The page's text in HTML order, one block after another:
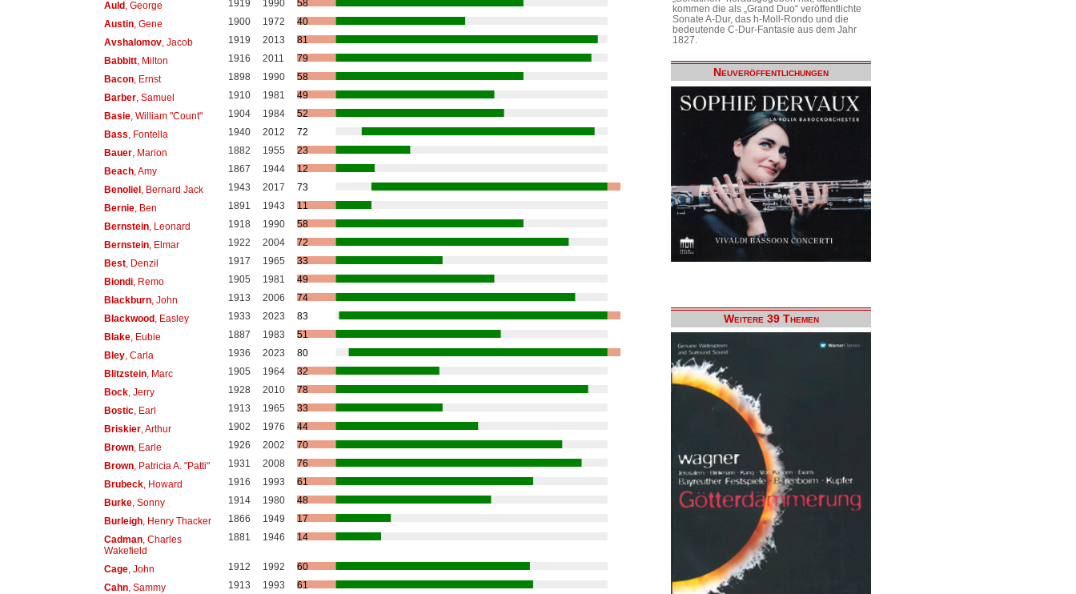
Auld, George 1919 1990
58
Austin, Gene 1900 1972
40
Avshalomov, Jacob 1919 2013
81
Babbitt, Milton 1916 2011
79
Bacon, Ernst 1898 1990
58
Barber, Samuel 1910 1981
49
Basie, William "Count" 1904 1984
52
Bass , Fontella 1940 2012
72
Bauer, Marion 1882 1955
23
Beach, Amy 1867 1944
12
Benoliel, Bernard Jack 1943 2017
73
Bernie, Ben 1891 1943
11
Bernstein, Leonard 1918 1990
58
Bernstein, Elmar 1922 2004
72
Best, Denzil 1917 1965
33
Biondi, Remo 1905 1981
49
Blackburn, John 1913 2006
74
Blackwood, Easley 1933 2023
83
Blake, Eubie 1887 1983
51
Bley, Carla 1936 2023
80
Blitzstein, Marc 1905 1964
32
Bock, Jerry 1928 2010
78
Bostic, Earl 1913 1965
33
Briskier, Arthur 1902 1976
44
Brown, Earle 1926 2002
70
Brown, Patricia A. "Patti" 1931 2008
76
Brubeck, Howard 1916 1993
61
Burke, Sonny 1914 1980
48
Burleigh, Henry Thacker 1866 1949
17
Cadman, Charles
Wakefield
1881 1946 14
Cage, John 1912 1992
60
Cahn, Sammy 1913 1993
61
kommen die als „Grand Duo“ veröffentlichte
Sonate A-Dur, das h-Moll-Rondo und die
bedeutende C-Dur-Fantasie aus dem Jahr
1827.
Neuveröffentlichungen
Weitere 39 Themen